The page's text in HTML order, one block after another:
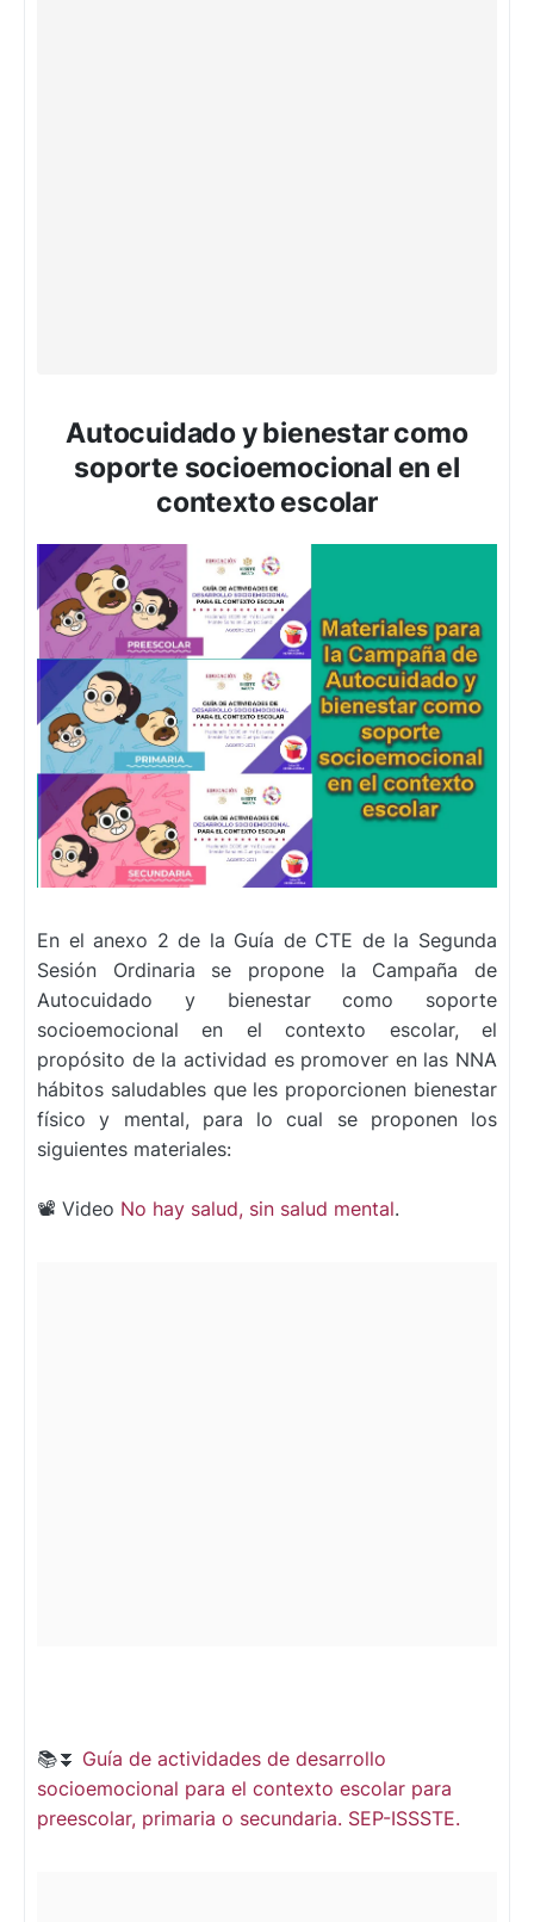
Autocuidado y bienestar como
soporte socioemocional en el
contexto escolar
En el anexo 2 de la Guía de CTE de la Segunda
Sesión Ordinaria se propone la Campaña de
Autocuidado y bienestar como soporte
socioemocional en el contexto escolar, el
propósito de la actividad es promover en las NNA
hábitos saludables que les proporcionen bienestar
físico y mental, para lo cual se proponen los
siguientes materiales:
📽️ Video No hay salud, sin salud mental.
📚⏬ Guía de actividades de desarrollo
socioemocional para el contexto escolar para
preescolar, primaria o secundaria. SEP-ISSSTE.